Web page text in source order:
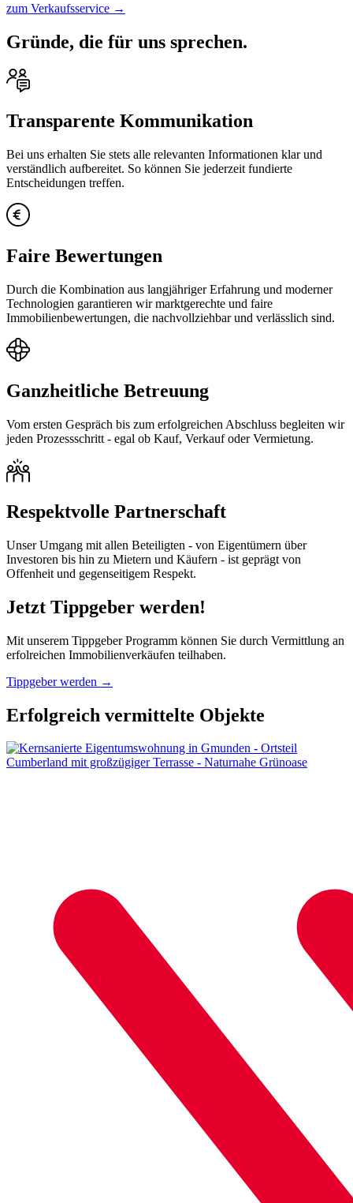
zum Verkaufsservice →
Gründe, die für uns sprechen.
Transparente Kommunikation
Bei uns erhalten Sie stets alle relevanten Informationen klar und
verständlich aufbereitet. So können Sie jederzeit fundierte
Entscheidungen treffen.
Faire Bewertungen
Durch die Kombination aus langjähriger Erfahrung und moderner
Technologien garantieren wir marktgerechte und faire
Immobilienbewertungen, die nachvollziehbar und verlässlich sind.
Ganzheitliche Betreuung
Vom ersten Gespräch bis zum erfolgreichen Abschluss begleiten wir
jeden Prozessschritt - egal ob Kauf, Verkauf oder Vermietung.
Respektvolle Partnerschaft
Unser Umgang mit allen Beteiligten - von Eigentümern über
Investoren bis hin zu Mietern und Käufern - ist geprägt von
Offenheit und gegenseitigem Respekt.
Jetzt Tippgeber werden!
Mit unserem Tippgeber Programm können Sie durch Vermittlung an
erfolreichen Immobilienverkäufen teilhaben.
Tippgeber werden →
Erfolgreich vermittelte Objekte